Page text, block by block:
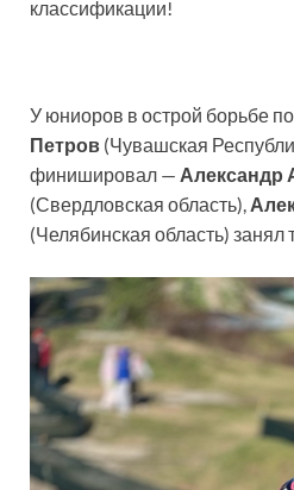
классификации!
У юниоров в острой борьбе
Петров (Чувашская
финишировал — Александр
(Свердловская область),
(Челябинская область) занял